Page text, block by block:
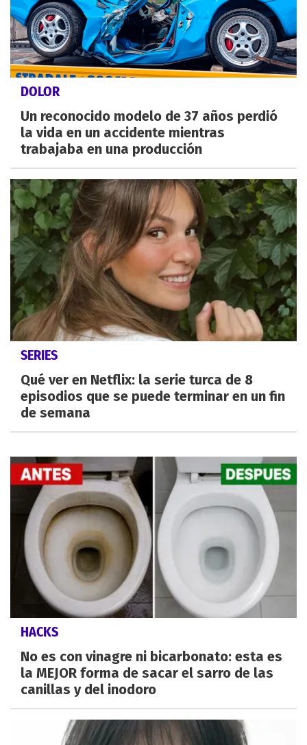
DOLOR
Un reconocido modelo de 37 años perdió
la vida en un accidente mientras
trabajaba en una producción
SERIES
Qué ver en Netflix: la serie turca de 8
episodios que se puede terminar en un fin
de semana
HACKS
No es con vinagre ni bicarbonato: esta es
la MEJOR forma de sacar el sarro de las
canillas y del inodoro